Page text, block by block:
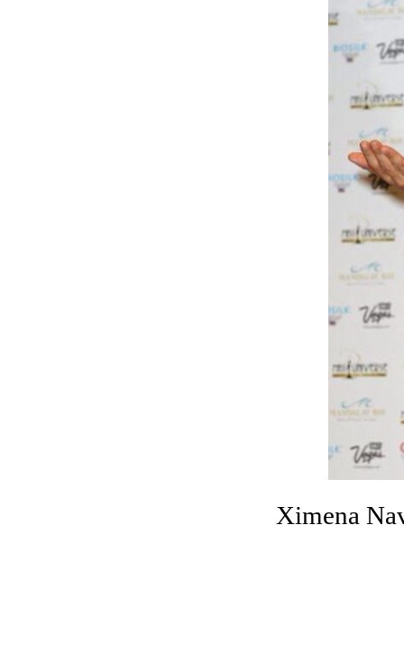
Ximena